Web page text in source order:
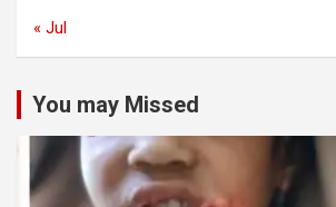
« Jul
You may Missed